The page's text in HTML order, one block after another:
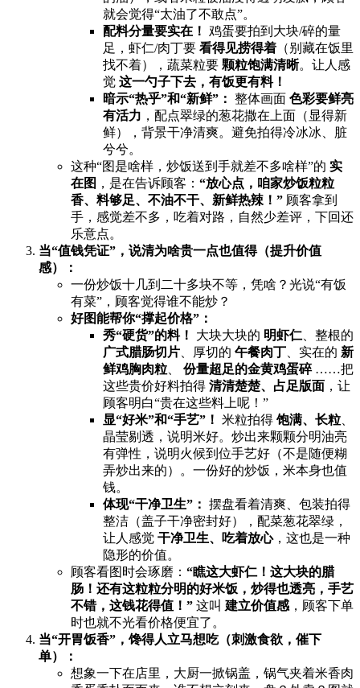
就会觉得“太油了不敢点”。
配料分量要实在！​
​ 鸡蛋要拍到大块/碎的量
足，虾仁/肉丁要 ​ 看得见捞得着 ​（别藏在饭里
找不着），蔬菜粒要 ​ 颗粒饱满清晰。让人感
觉 ​ 这一勺子下去，有饭更有料！​
暗示“热乎”和“新鲜”：​ ​ 整体画面 ​ 色彩要鲜亮
有活力 ，配点翠绿的葱花撒在上面（显得新
鲜），背景干净清爽。避免拍得冷冰冰、脏
兮兮。
这种“图是啥样，炒饭送到手就差不多啥样”的 ​ 实
在图 ，是在告诉顾客：​ ​“放心点，咱家炒饭粒粒
香、料够足、不油不干、新鲜热辣！”​ ​ 顾客拿到
手，感觉差不多，吃着对路，自然少差评，下回还
乐意点。
当“值钱凭证”，说清为啥贵一点也值得（提升价值
感）：​
一份炒饭十几到二十多块不等，凭啥？光说“有饭
有菜”，顾客觉得谁不能炒？
好图能帮你“撑起价格”：​
秀“硬货”的料！​
​ 大块大块的 ​ 明虾仁 、整根的
广式腊肠切片 、厚切的 ​ 午餐肉丁 、实在的 ​ 新
鲜鸡胸肉粒
份量超足的金黄鸡蛋碎​ ……把
这些贵价好料拍得 ​ 清清楚楚、占足版面 ，让
顾客明白“贵在这些料上呢！”
显“好米”和“手艺”！​ ​ 米粒拍得 ​饱满、长粒
晶莹剔透，说明米好。炒出来颗颗分明油亮
有弹性，说明火候到位手艺好（不是随便糊
弄炒出来的）。一份好的炒饭，米本身也值
钱。
体现“干净卫生”：​ ​ 摆盘看着清爽、包装拍得
整洁（盖子干净密封好），配菜葱花翠绿，
让人感觉 ​ 干净卫生、吃着放心，这也是一种
隐形的价值。
顾客看图时会琢磨：​ ​“瞧这大虾仁！这大块的腊
肠！还有这粒粒分明的好米饭，炒得也透亮，手艺
不错，这钱花得值！”​ ​ 这叫 ​ 建立价值感 ，顾客下单
时也就不光看价格便宜了。
当“开胃饭香”，馋得人立马想吃（刺激食欲，催下
单）：​
想象一下在店里，大厨一掀锅盖，锅气夹着米香肉